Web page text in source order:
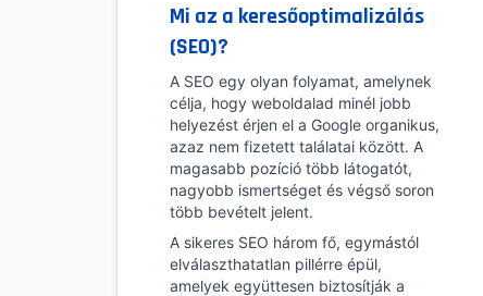
Mi az a keresőoptimalizálás
(SEO)?
A SEO egy olyan folyamat, amelynek
célja, hogy weboldalad minél jobb
helyezést érjen el a Google organikus,
azaz nem fizetett találatai között. A
magasabb pozíció több látogatót,
nagyobb ismertséget és végső soron
több bevételt jelent.
A sikeres SEO három fő, egymástól
elválaszthatatlan pillérre épül,
amelyek együttesen biztosítják a